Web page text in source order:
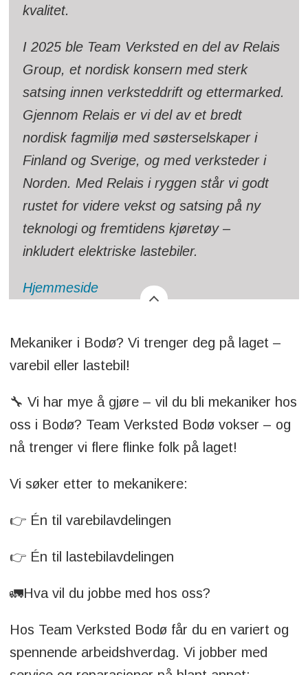
kvalitet.
I 2025 ble Team Verksted en del av Relais
Group, et nordisk konsern med sterk
satsing innen verksteddrift og ettermarked.
Gjennom Relais er vi del av et bredt
nordisk fagmiljø med søsterselskaper i
Finland og Sverige, og med verksteder i
Norden. Med Relais i ryggen står vi godt
rustet for videre vekst og satsing på ny
teknologi og fremtidens kjøretøy –
inkludert elektriske lastebiler.
Hjemmeside
Mekaniker i Bodø? Vi trenger deg på laget –
varebil eller lastebil!
🔧 Vi har mye å gjøre – vil du bli mekaniker hos
oss i Bodø? Team Verksted Bodø vokser – og
nå trenger vi flere flinke folk på laget!
Vi søker etter to mekanikere:
👉 Én til varebilavdelingen
👉 Én til lastebilavdelingen
🚛Hva vil du jobbe med hos oss?
Hos Team Verksted Bodø får du en variert og
spennende arbeidshverdag. Vi jobber med